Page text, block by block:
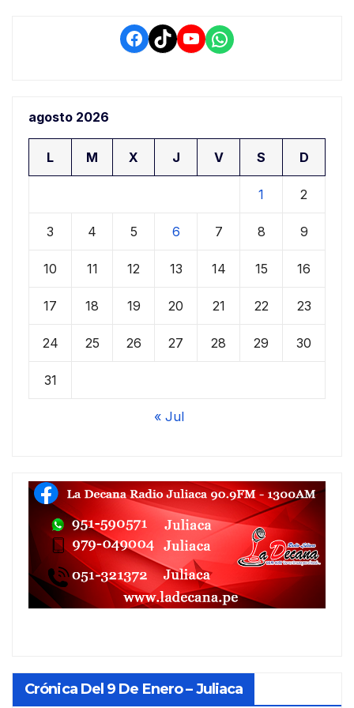
Facebook
TikTokYouTube
WhatsApp
agosto 2026
L M X J V S D
1 2
3 4 5 6 7 8 9
10 11 12 13 14 15 16
17 18 19 20 21 22 23
24 25 26 27 28 29 30
31
« Jul
Crónica Del 9 De Enero – Juliaca